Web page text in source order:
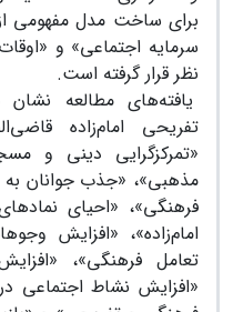
برای ساخت مدل مفهومی
سرمایه اجتماعی» و
نظر قرار گرفته است.
یافته‌های مطالعه
تفریحی امام‌زاده
«تمرکزگرایی دینی و
مذهبی»، «جذب جوانان
فرهنگی»، «احیای
امام‌زاده»، «افزایش
تعامل فرهنگی»،
«افزایش نشاط اجتماعی